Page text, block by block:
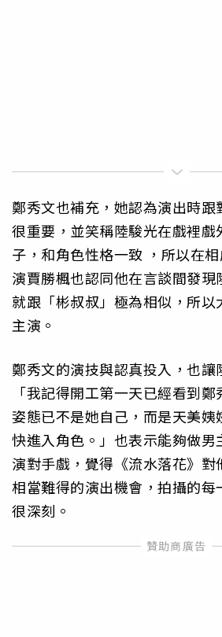
鄭秀文也補充，她認為演出時跟
很重要，並笑稱陸駿光在戲裡戲
子，和角色性格一致 ，所以在
演賈勝楓也認同他在言談間發
就跟「彬叔叔」極為相似，所以
主演。
鄭秀文的演技與認真投入，也讓
「我記得開工第一天已經看到
姿態已不是她自己，而是天美姨
快進入角色。」也表示能夠做男
演對手戲，覺得《流水落花》對
相當難得的演出機會，拍攝的每
很深刻。